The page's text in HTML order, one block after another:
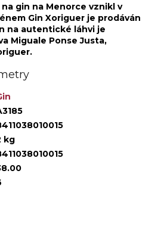
gin na Menorce vznikl v
Gin Xoriguer je prodáván
na autentické láhvi je
Miguale Ponse Justa,
kg